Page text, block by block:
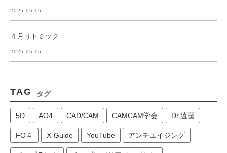
2025.05.16
４月リトミック
2025.05.16
TAG タグ
5D AO4 CAD/CAM CAMCAM学会 Dr.遠藤
FO４ X-Guide YouTube アンチエイジング